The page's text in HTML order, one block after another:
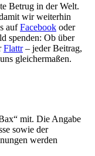
Betrug in der Welt.
wir weiterhin
aufFacebook oder
spenden: Ob über
Flattr– jeder Beitrag,
gleichermaßen.
mit. Die Angabe
sowie der
werden